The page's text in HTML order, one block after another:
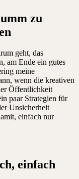
zu
geht, das
am Ende ein gutes
meine
wenn die kreativen
Öffentlichkeit
paar Strategien für
Unsicherheit
einfach nur
einfach